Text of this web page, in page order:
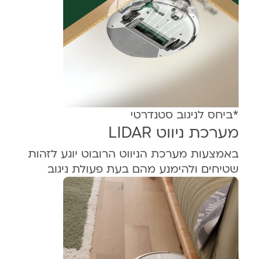
*ביחס לניגוב סטנדרטי
מערכת ניווט LIDAR
באמצעות מערכת הניווט הרובוט יוגע לזהות
שטיחים ולהימנע מהם בעת פעולת ניגוב